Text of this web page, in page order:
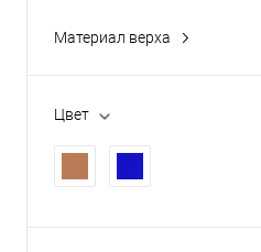
Материал верха
Цвет